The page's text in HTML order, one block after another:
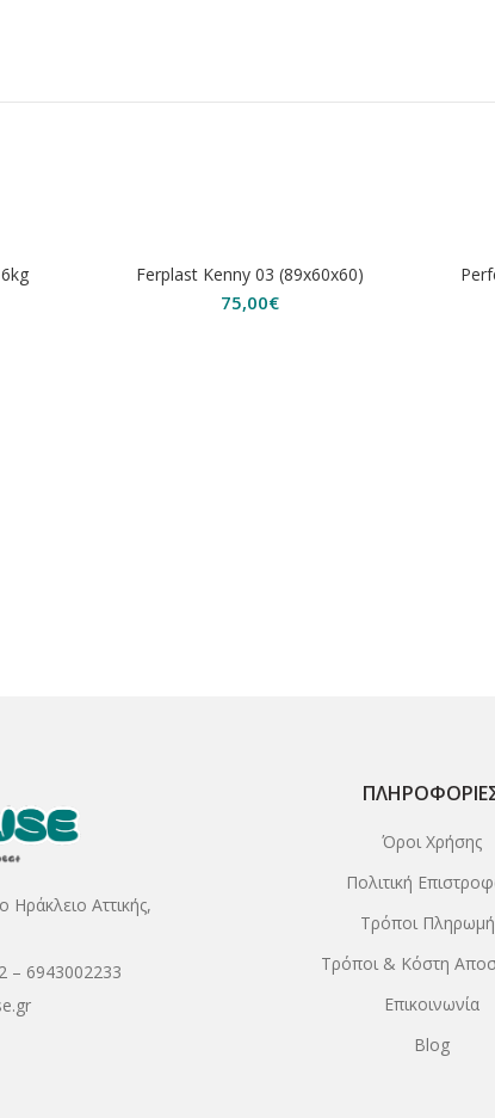
Ferplast Kenny 03 (89x60x60)
75,00€
Αττικής,
– 6943002233
Όροι Χρήσης
Πολιτική
Τρόποι
Τρόποι & Κόστη
Επικοινωνία
Blog